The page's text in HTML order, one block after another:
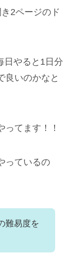
2ページのド
日やると1日分
良いのかなと
てます！！
っているの
難易度を